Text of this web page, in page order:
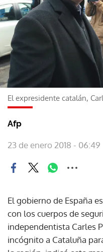
El expresidente catalán,
Afp
23 de enero 2018 - 06:49
El gobierno de España
con los cuerpos de
independentista Carles
incógnito a Cataluña